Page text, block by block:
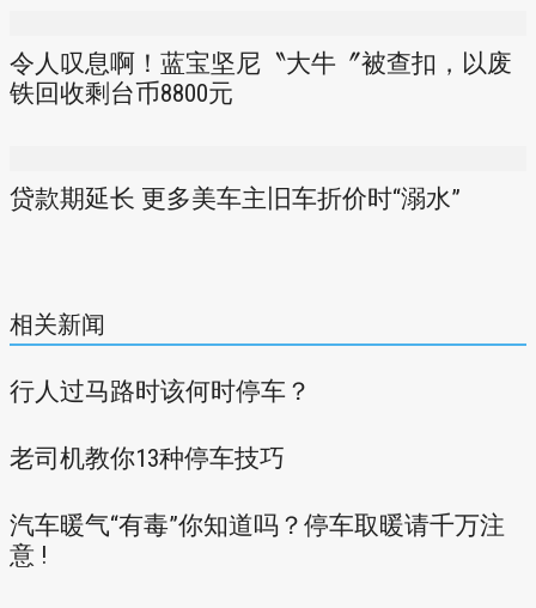
令人叹息啊！蓝宝坚尼〝大牛〞被查扣，以废
铁回收剩台币8800元
贷款期延长 更多美车主旧车折价时“溺水”
相关新闻
行人过马路时该何时停车？
老司机教你13种停车技巧
汽车暖气“有毒”你知道吗？停车取暖请千万注
意 !